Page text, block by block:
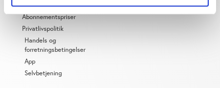
Hvis du tillader det, vil vi også gerne:
Indsamle præcise oplysninger om din placering,
der kan være nøjagtig inden for få meter
Identificere din enhed baseret på en scanning af
dens unikke karakteristika (fingerprinting)
Dine valg anvendes på hele websitet.
Om os
Abonnementspriser
Privatlivspolitik
Handels og
forretningsbetingelser
App
Selvbetjening